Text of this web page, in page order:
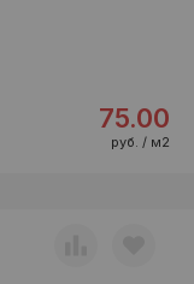
75.00
руб. / м2